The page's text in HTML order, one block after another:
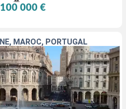
100 000 €
MAROC, PORTUGAL